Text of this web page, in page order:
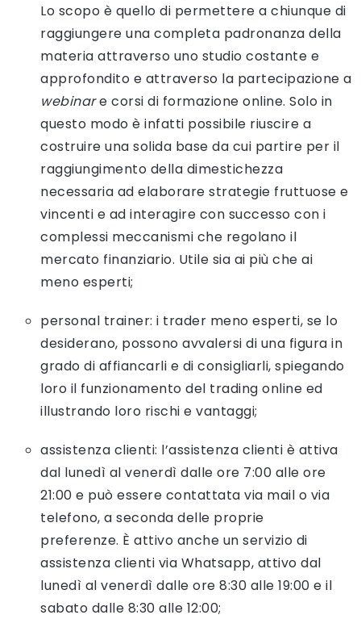
Lo scopo è quello di permettere a chiunque di
raggiungere una completa padronanza della
materia attraverso uno studio costante e
approfondito e attraverso la partecipazione a
webinare corsi di formazione online. Solo in
questo modo è infatti possibile riuscire a
costruire una solida base da cui partire per il
raggiungimento della dimestichezza
necessaria ad elaborare strategie fruttuose e
vincenti e ad interagire con successo con i
complessi meccanismi che regolano il
mercato finanziario. Utile sia ai più che ai
meno esperti;
personal trainer: i trader meno esperti, se lo
desiderano, possono avvalersi di una figura in
grado di affiancarli e di consigliarli, spiegando
loro il funzionamento del trading online ed
illustrando loro rischi e vantaggi;
assistenza clienti: l’assistenza clienti è attiva
dal lunedì al venerdì dalle ore 7:00 alle ore
21:00 e può essere contattata via mail o via
telefono, a seconda delle proprie
preferenze. È attivo anche un servizio di
assistenza clienti via Whatsapp, attivo dal
lunedì al venerdì dalle ore 8:30 alle 19:00 e il
sabato dalle 8:30 alle 12:00;